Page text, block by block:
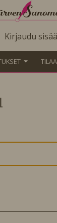
Kirjaudu
TILAA